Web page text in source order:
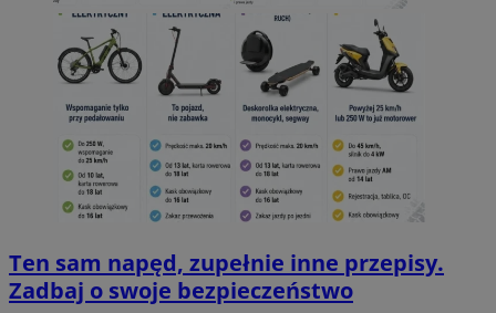
Ten sam napęd, zupełnie inne przepisy.
Zadbaj o swoje bezpieczeństwo